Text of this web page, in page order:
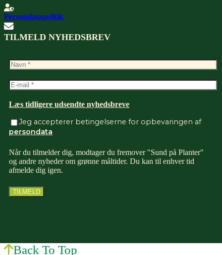
Persondatapolitik
TILMELD NYHEDSBREV
Læs tidligere udsendte nyhedsbreve
Jeg accepterer betingelserne for opbevaringen af
persondata
Når du tilmelder dig, modtager du fremover "Sund på Planter"
og andre nyheder om grønne måltider. Du kan til enhver tid
afmelde dig igen.
Back To Top